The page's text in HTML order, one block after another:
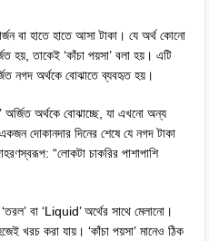
বা হাতে হাতে আসা টাকা। যে অর্থ কোনো
হয়, তাকেই ‘কাঁচা পয়সা’ বলা হয়। এটি
নগদ অর্থকে বোঝাতে ব্যবহৃত হয়।
অর্জিত অর্থকে বোঝাচ্ছে, যা এখনো অন্য
দোকানদার দিনের শেষে যে নগদ টাকা
“লোকটা চাকরির পাশাপাশি
বা ‘Liquid’ অর্থের সাথে মেলানো।
খরচ করা যায়। ‘কাঁচা পয়সা’ মানেও ঠিক